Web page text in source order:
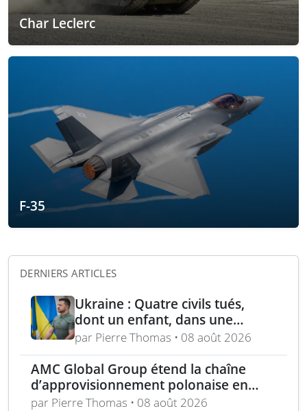
Char Leclerc
F-35
DERNIERS ARTICLES
Ukraine : Quatre civils tués,
dont un enfant, dans une
attaque russe par missile
balistique sur Kiev – Deux
raffineries russes visées par
l’Ukraine
par Pierre Thomas • 08 août 2026
AMC Global Group étend la chaîne
d’approvisionnement polonaise en
munitions de 155 mm
par Pierre Thomas • 08 août 2026